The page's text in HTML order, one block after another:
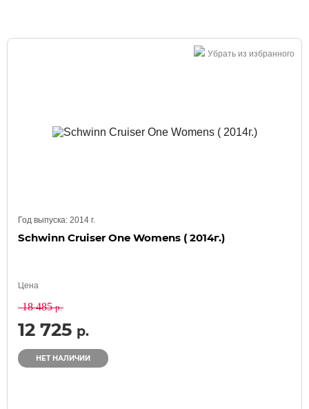
Убрать из избранного
Год выпуска: 2014 г.
Schwinn Cruiser One Womens ( 2014г.)
Цена
18 485р.
12 725 р.
НЕТ НАЛИЧИИ